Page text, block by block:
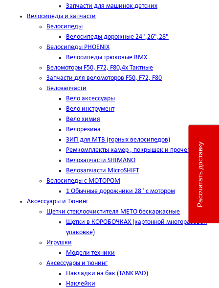
Запчасти для машинок детских
Велосипеды и запчасти
Велосипеды
Велосипеды дорожные 24",26",28"
Велосипеды PHOENIX
Велосипеды трюковые BMX
Веломоторы F50, F72, F80,4х Тактные
Запчасти для веломоторов F50, F72, F80
Велозапчасти
Вело аксессуары
Вело инструмент
Вело химия
Велорезина
ЗИП для MTB (горных велосипедов)
Ремкомплекты камер , покрышек и прочего
Велозапчасти SHIMANO
Велозапчасти MicroSHIFT
Велосипеды с МОТОРОМ
1 Обычные дорожники 28" с мотором
Аксессуары и Тюнинг
Щетки стеклоочистителя METO бескаркасные
Щетки в КОРОБОЧКАХ (картонной многоразовой
упаковке)
Игрушки
Модели техники
Аксессуары и тюнинг
Накладки на бак (TANK PAD)
Наклейки
Рассчитать доставку